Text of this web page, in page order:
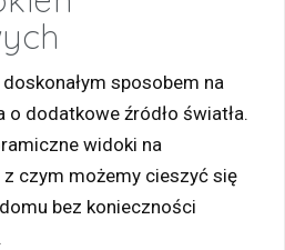
sposobem na
dodatkowe źródło światła.
widoki na
czym możemy cieszyć się
bez konieczności